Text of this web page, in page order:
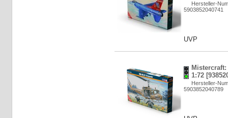
Hersteller-
5903852040741
UVP
1:72
Hersteller-
5903852040789